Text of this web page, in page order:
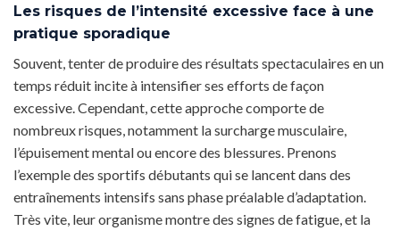
Les risques de l’intensité excessive face à une
pratique sporadique
Souvent, tenter de produire des résultats spectaculaires en un
temps réduit incite à intensifier ses efforts de façon
excessive. Cependant, cette approche comporte de
nombreux risques, notamment la surcharge musculaire,
l’épuisement mental ou encore des blessures. Prenons
l’exemple des sportifs débutants qui se lancent dans des
entraînements intensifs sans phase préalable d’adaptation.
Très vite, leur organisme montre des signes de fatigue, et la